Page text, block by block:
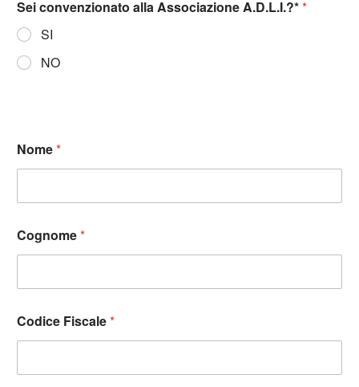
Sei convenzionato alla Associazione A.D.L.I.?**
SI
NO
Nome*
Cognome*
Codice Fiscale*